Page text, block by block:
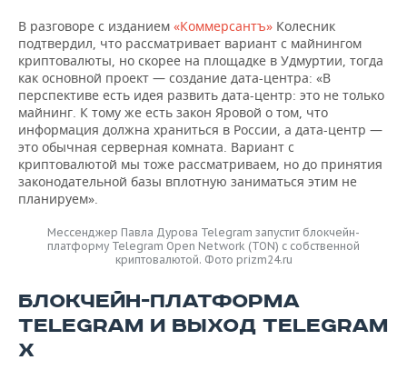
В разговоре с изданием «Коммерсантъ» Колесник
подтвердил, что рассматривает вариант с майнингом
криптовалюты, но скорее на площадке в Удмуртии, тогда
как основной проект — создание дата-центра: «В
перспективе есть идея развить дата-центр: это не только
майнинг. К тому же есть закон Яровой о том, что
информация должна храниться в России, а дата-центр —
это обычная серверная комната. Вариант с
криптовалютой мы тоже рассматриваем, но до принятия
законодательной базы вплотную заниматься этим не
планируем».
Мессенджер Павла Дурова Telegram запустит блокчейн-
платформу Telegram Open Network (TON) с собственной
криптовалютой. Фото prizm24.ru
БЛОКЧЕЙН-ПЛАТФОРМА
TELEGRAM И ВЫХОД TELEGRAM
Х